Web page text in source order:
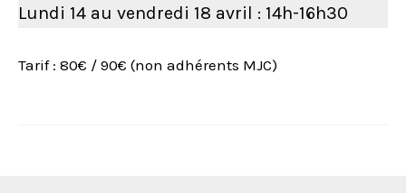
Lundi 14 au vendredi 18 avril : 14h-16h30
Tarif : 80€ / 90€ (non adhérents MJC)